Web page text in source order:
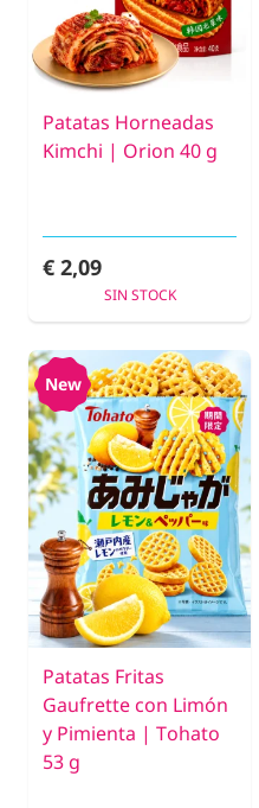
Patatas Horneadas
Kimchi | Orion 40 g
€ 2,09
SIN STOCK
New
Patatas Fritas
Gaufrette con Limón
y Pimienta | Tohato
53 g